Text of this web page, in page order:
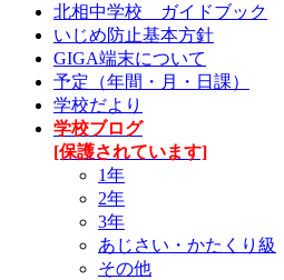
北相中学校 ガイドブック
いじめ防止基本方針
GIGA端末について
予定（年間・月・日課）
学校だより
学校ブログ
[保護されています]
1年
2年
3年
あじさい・かたくり級
その他